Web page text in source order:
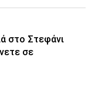
στο Στεφάνι
σε